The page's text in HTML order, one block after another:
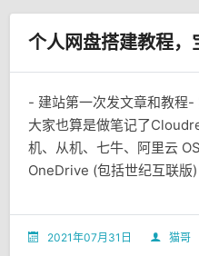
- 建站第一次发文章和教程
大家也算是做笔记了
机、从机、七牛、阿里云
OneDrive (包括世纪互联版
2021年07月31日 猫哥